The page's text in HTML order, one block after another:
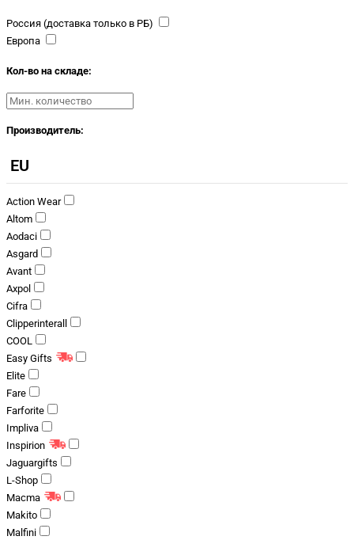
Россия (доставка только в РБ)
Европа
Кол-во на складе:
Производитель:
EU
Action Wear
Altom
Aodaci
Asgard
Avant
Axpol
Cifra
Clipperinterall
COOL
Easy Gifts
Elite
Fare
Farforite
Impliva
Inspirion
Jaguargifts
L-Shop
Macma
Makito
Malfini